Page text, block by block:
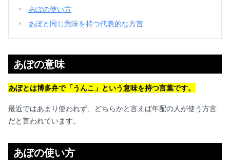
あぽの使い方
あぽと同じ意味を持つ代表的な方言
あぽの意味
あぽとは博多弁で「うんこ」という意味を持つ言葉です。
最近ではあまり使われず、どちらかと言えば年配の人が使う方言
だと言われています。
あぽの使い方